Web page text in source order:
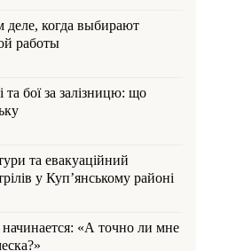
когда выбирают
работы
бої за залізницю: що
та евакуаційний
у Куп’янському районі
«А точно ли мне